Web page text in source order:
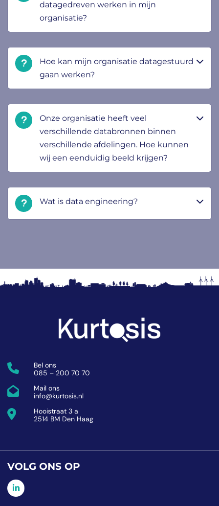
datagedreven werken in mijn
organisatie?
Hoe kan mijn organisatie datagestuurd
gaan werken?
Onze organisatie heeft veel
verschillende databronnen binnen
verschillende afdelingen. Hoe kunnen
wij een eenduidig beeld krijgen?
Wat is data engineering?
Bel ons
085 – 200 70 70
Mail ons
info@kurtosis.nl
Hooistraat 3 a
2514 BM Den Haag
VOLG ONS OP